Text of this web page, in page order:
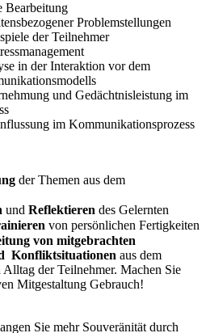
Bearbeitung
Problemstellungen
der Teilnehmer
in der Interaktion vor dem
und Gedächtnisleistung im
im Kommunikationsprozess
der Themen aus dem
und Reflektieren des Gelernten
von persönlichen Fertigkeiten
von mitgebrachten
Konfliktsituationen aus dem
der Teilnehmer. Machen Sie
Mitgestaltung Gebrauch!
Sie mehr Souveränität durch